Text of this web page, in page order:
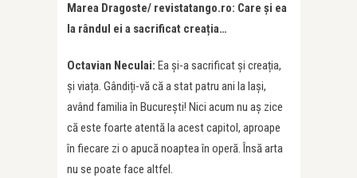
Marea Dragoste/ revistatango.ro: Care și ea
la rândul ei a sacrificat creația…
Octavian Neculai: Ea și-a sacrificat și creația,
și viața. Gândiți-vă că a stat patru ani la Iași,
având familia în București! Nici acum nu aș zice
că este foarte atentă la acest capitol, aproape
în fiecare zi o apucă noaptea în operă. Însă arta
nu se poate face altfel.